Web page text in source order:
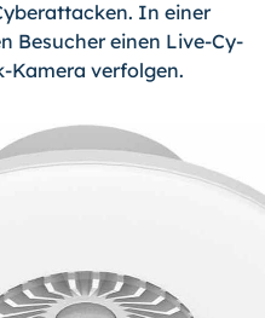
In einer
Besucher einen Live-Cy­
Kamera verfolgen.